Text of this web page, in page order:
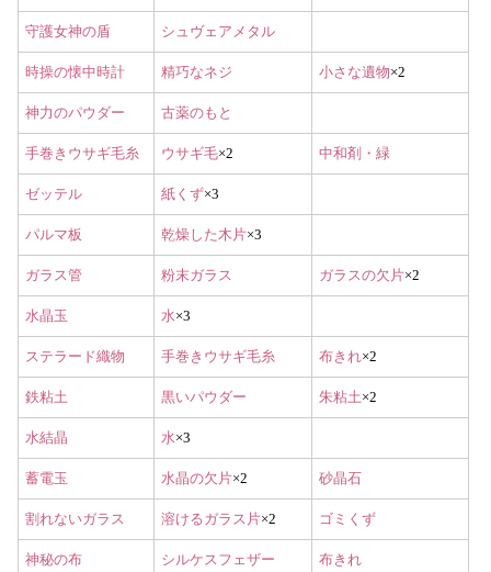
守護女神の盾 シュヴェアメタル
時操の懐中時計 精巧なネジ 小さな遺物×2
神力のパウダー 古薬のもと
手巻きウサギ毛糸 ウサギ毛×2 中和剤・緑
ゼッテル 紙くず×3
パルマ板 乾燥した木片×3
ガラス管 粉末ガラス ガラスの欠片×2
水晶玉 水×3
ステラード織物 手巻きウサギ毛糸 布きれ×2
鉄粘土 黒いパウダー 朱粘土 ×2
水結晶 水×3
蓄電玉 水晶の欠片×2 砂晶石
割れないガラス 溶けるガラス片×2 ゴミくず
神秘の布 シルケスフェザー 布きれ